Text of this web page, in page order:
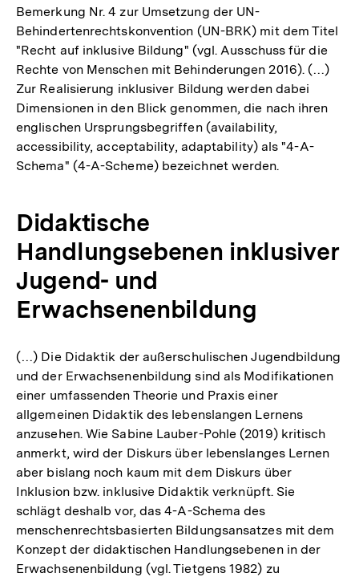
Bemerkung Nr. 4 zur Umsetzung der UN-
Behindertenrechtskonvention (UN-BRK) mit dem Titel
"Recht auf inklusive Bildung" (vgl. Ausschuss für die
Rechte von Menschen mit Behinderungen 2016). (…)
Zur Realisierung inklusiver Bildung werden dabei
Dimensionen in den Blick genommen, die nach ihren
englischen Ursprungsbegriffen (availability,
accessibility, acceptability, adaptability) als "4-A-
Schema" (4-A-Scheme) bezeichnet werden.
Didaktische
Handlungsebenen inklusiver
Jugend- und
Erwachsenenbildung
(…) Die Didaktik der außerschulischen Jugendbildung
und der Erwachsenenbildung sind als Modifikationen
einer umfassenden Theorie und Praxis einer
allgemeinen Didaktik des lebenslangen Lernens
anzusehen. Wie Sabine Lauber-Pohle (2019) kritisch
anmerkt, wird der Diskurs über lebenslanges Lernen
aber bislang noch kaum mit dem Diskurs über
Inklusion bzw. inklusive Didaktik verknüpft. Sie
schlägt deshalb vor, das 4-A-Schema des
menschenrechtsbasierten Bildungsansatzes mit dem
Konzept der didaktischen Handlungsebenen in der
Erwachsenenbildung (vgl. Tietgens 1982) zu